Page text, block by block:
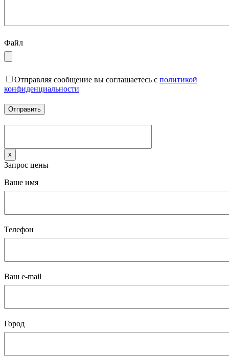
Файл
Отправляя сообщение вы соглашаетесь с политикой
конфиденциальности
x
Запрос цены
Ваше имя
Телефон
Ваш e-mail
Город